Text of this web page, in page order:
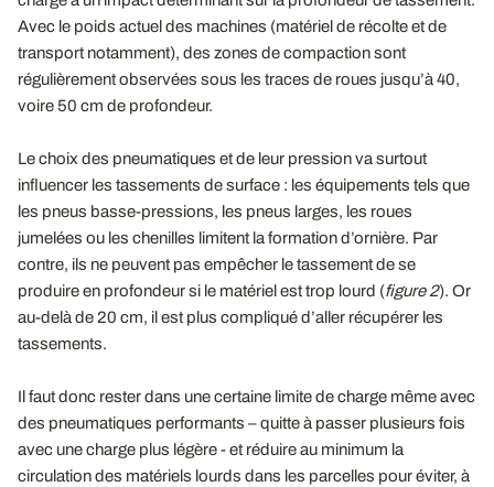
Avec le poids actuel des machines (matériel de récolte et de
transport notamment), des zones de compaction sont
régulièrement observées sous les traces de roues jusqu’à 40,
voire 50 cm de profondeur.
Le choix des pneumatiques et de leur pression va surtout
influencer les tassements de surface : les équipements tels que
les pneus basse-pressions, les pneus larges, les roues
jumelées ou les chenilles limitent la formation d’ornière. Par
contre, ils ne peuvent pas empêcher le tassement de se
produire en profondeur si le matériel est trop lourd (figure 2). Or
au-delà de 20 cm, il est plus compliqué d’aller récupérer les
tassements.
Il faut donc rester dans une certaine limite de charge même avec
des pneumatiques performants – quitte à passer plusieurs fois
avec une charge plus légère - et réduire au minimum la
circulation des matériels lourds dans les parcelles pour éviter, à